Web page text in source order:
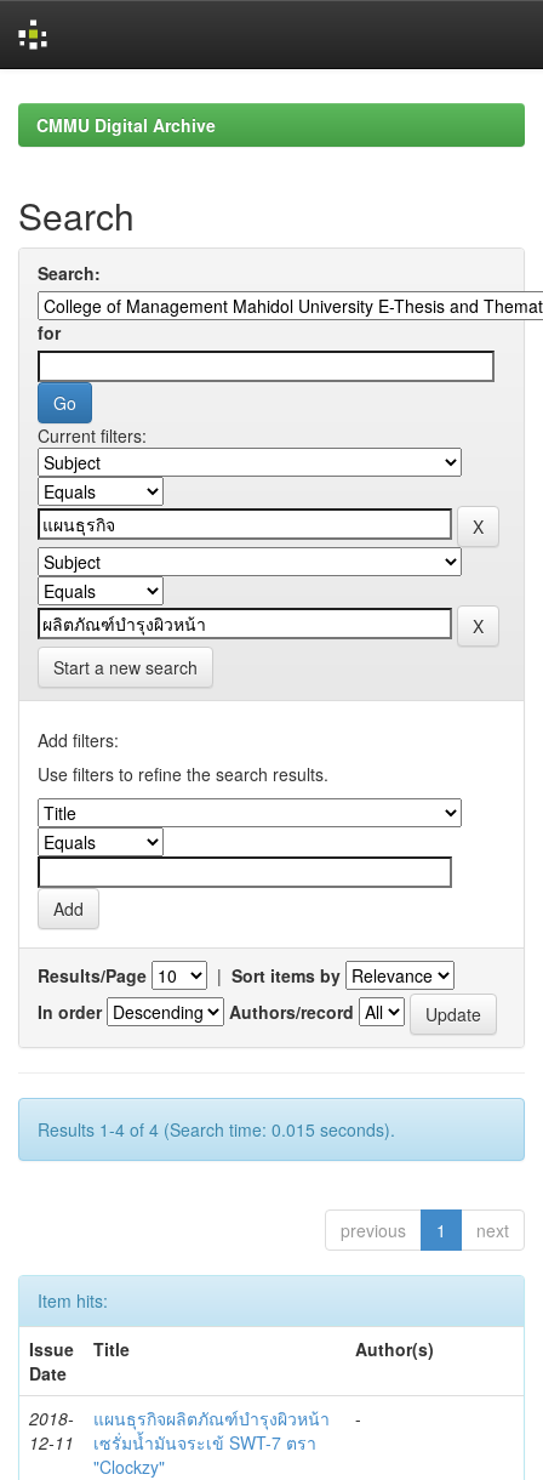
navigationCMMU Digital Archive
Search
Search:
for
Current filters:
Start a new search
Add filters:
Use filters to refine the search results.
Results/Page | Sort items by
In order
Authors/record
Results 1-4 of 4 (Search time: 0.015 seconds).
previous 1 next
Item hits:
Issue
Date
Title Author(s)
2018-
12-11
แผนธุรกิจผลิตภัณฑ์บำรุงผิวหน้า
เซรั่มน้ำมันจระเข้ SWT-7 ตรา
"Clockzy"
-